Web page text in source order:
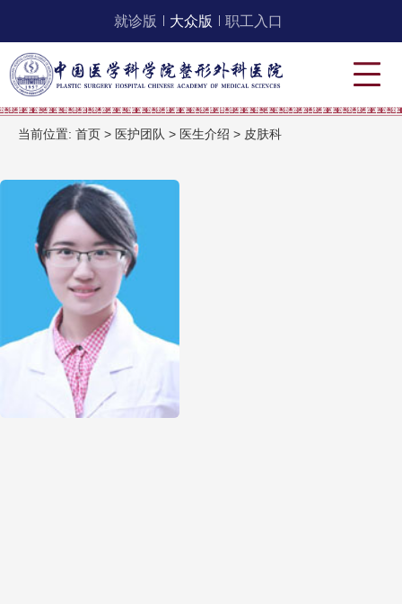
就诊版 大众版 职工入口
当前位置: 首页 > 医护团队 > 医生介绍 > 皮肤科